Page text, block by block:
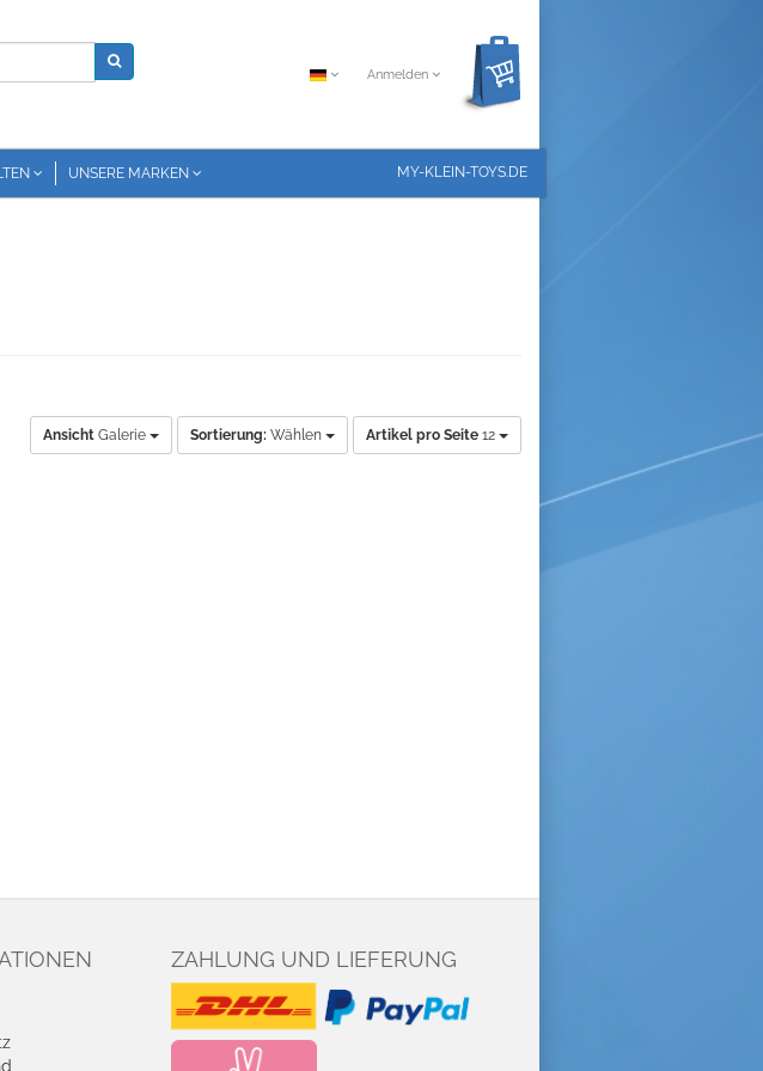
Anmelden
UNSERE MARKEN MY-KLEIN-TOYS.DE
Ansicht Galerie Sortierung: Wählen Artikel pro Seite 12
ZAHLUNG UND LIEFERUNG